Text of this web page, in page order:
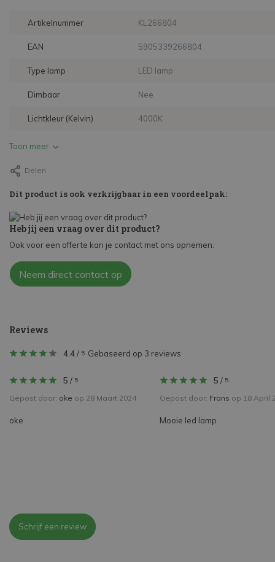
Artikelnummer KL266804
EAN 5905339266804
Type lamp LED lamp
Dimbaar Nee
Lichtkleur (Kelvin) 4000K
Toon meer
Delen
Dit product is ook verkrijgbaar in een voordeelpak:
Heb jij een vraag over dit product?
Ook voor een offerte kan je contact met ons opnemen.
Neem direct contact op
Reviews
4.4/ 5 Gebaseerd op 3 reviews
5 / 5
Gepost door: oke op 28 Maart 2024
oke
5 / 5
Gepost door: Frans op 18 April
Mooie led lamp
Schrijf een review